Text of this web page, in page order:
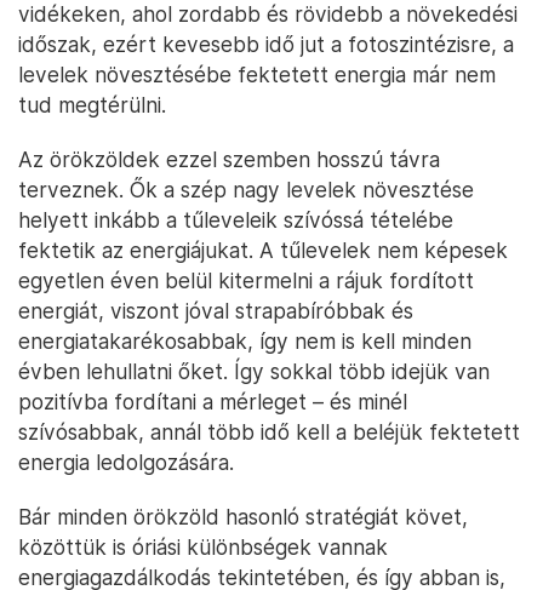
vidékeken, ahol zordabb és rövidebb a növekedési
időszak, ezért kevesebb idő jut a fotoszintézisre, a
levelek növesztésébe fektetett energia már nem
tud megtérülni.
Az örökzöldek ezzel szemben hosszú távra
terveznek. Ők a szép nagy levelek növesztése
helyett inkább a tűleveleik szívóssá tételébe
fektetik az energiájukat. A tűlevelek nem képesek
egyetlen éven belül kitermelni a rájuk fordított
energiát, viszont jóval strapabíróbbak és
energiatakarékosabbak, így nem is kell minden
évben lehullatni őket. Így sokkal több idejük van
pozitívba fordítani a mérleget – és minél
szívósabbak, annál több idő kell a beléjük fektetett
energia ledolgozására.
Bár minden örökzöld hasonló stratégiát követ,
közöttük is óriási különbségek vannak
energiagazdálkodás tekintetében, és így abban is,